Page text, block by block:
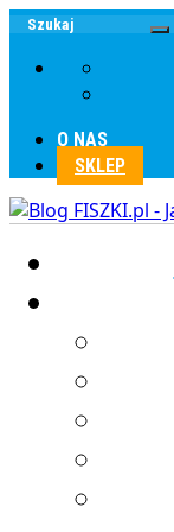
O NAS
SKLEP